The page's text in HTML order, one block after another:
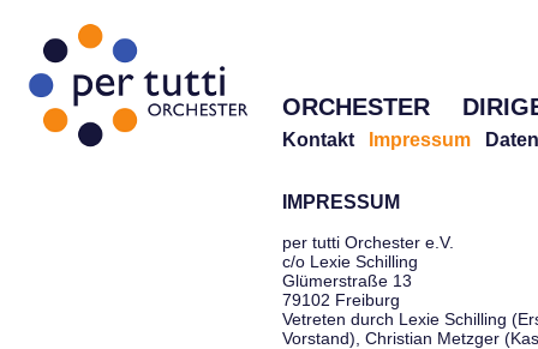
ORCHESTER
Kontakt Impressum
IMPRESSUM
per tutti Orchester e.V.
c/o Lexie Schilling
Glümerstraße 13
79102 Freiburg
Vetreten durch Lexie Schilling
Vorstand), Christian Metzger